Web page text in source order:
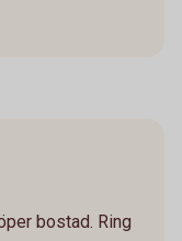
bostad. Ring